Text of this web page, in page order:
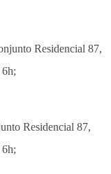
Residencial 87,